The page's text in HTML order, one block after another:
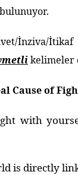
İnziva/
kelimeler
Cause of
with
is directly